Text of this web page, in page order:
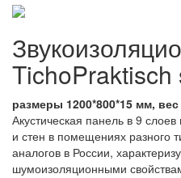
TichoPraktisch
размеры 1200*800*15 мм, вес
Акустическая панель в 9
и стен в помещениях разного
аналогов в России,
шумоизоляционными